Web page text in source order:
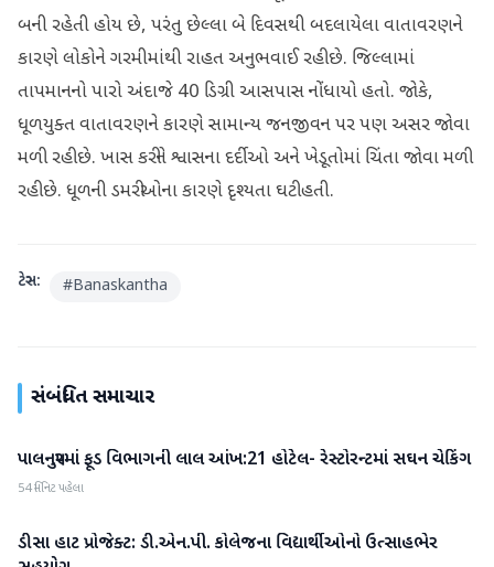
બની રહેતી હોય છે, પરંતુ છેલ્લા બે દિવસથી બદલાયેલા વાતાવરણને
કારણે લોકોને ગરમીમાંથી રાહત અનુભવાઈ રહી છે. જિલ્લામાં
તાપમાનનો પારો અંદાજે 40 ડિગ્રી આસપાસ નોંધાયો હતો. જોકે,
ધૂળયુક્ત વાતાવરણને કારણે સામાન્ય જનજીવન પર પણ અસર જોવા
મળી રહી છે. ખાસ કરીને શ્વાસના દર્દીઓ અને ખેડૂતોમાં ચિંતા જોવા મળી
રહી છે. ધૂળની ડમરીઓના કારણે દૃશ્યતા ઘટી હતી.
ટેગ્સ: #Banaskantha
સંબંધિત સમાચાર
બનાસકાંઠા
પાલનપુરમાં ફૂડ વિભાગની લાલ આંખ:21 હોટેલ- રેસ્ટોરન્ટમાં સઘન ચેકિંગ
54 મિનિટ પહેલા
બનાસકાંઠા
ડીસા હાટ પ્રોજેક્ટ: ડી.એન.પી. કોલેજના વિદ્યાર્થીઓનો ઉત્સાહભેર